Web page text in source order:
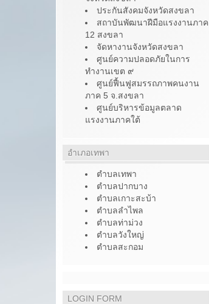
ประกันสังคมจังหวัดสงขลา
สถาบันพัฒนาฝีมือแรงงานภาค
12 สงขลา
จัดหางานจังหวัดสงขลา
ศูนย์ความปลอดภัยในการ
ทำงานเขต ๙
ศูนย์ฟื้นฟูสมรรถภาพคนงาน
ภาค 5 จ.สงขลา
ศูนย์บริหารข้อมูลตลาด
แรงงานภาคใต้
อำเภอเทพา
ตำบลเทพา
ตำบลปากบาง
ตำบลเกาะสะบ้า
ตำบลลำไพล
ตำบลท่าม่วง
ตำบลวังใหญ่
ตำบลสะกอม
LOGIN FORM